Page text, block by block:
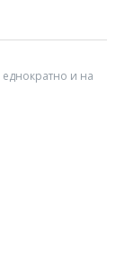
еднократно и на